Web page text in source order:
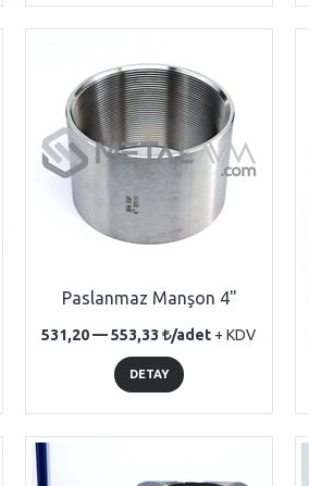
Paslanmaz Manşon 4"
531,20 —553,33 /adet+ KDV
DETAY